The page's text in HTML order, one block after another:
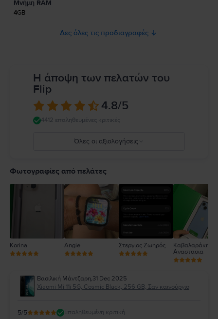
ασφάλεια του προϊόντος.
Μνήμη RAM
4GB
Δες όλες τις προδιαγραφές
Η άποψη των πελατών του
Flip
4.8/5
4412 επαληθευμένες κριτικές
Όλες οι αξιολογήσεις
4
2
1
Φωτογραφίες από πελάτες
Korina Angie Στεργιος Ζωηρός
Καβαλαράκη
Αναστασια
Βασιλική Μάντζαρη,31 Dec 2025
Xiaomi Mi 11i 5G, Cosmic Black, 256 GB, Σαν καινούργιο
5/5 Επαληθευμένη κριτική